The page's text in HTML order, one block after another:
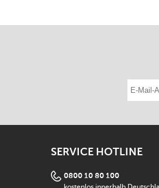
E-Mail-
SERVICE HOTLINE
0800 10 80 100